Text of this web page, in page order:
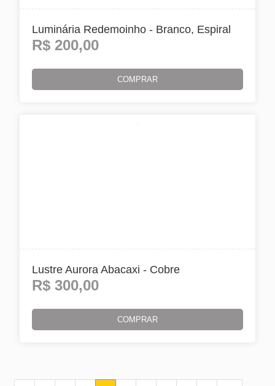
Luminária Redemoinho - Branco, Espiral
R$ 200,00
COMPRAR
Lustre Aurora Abacaxi - Cobre
R$ 300,00
COMPRAR